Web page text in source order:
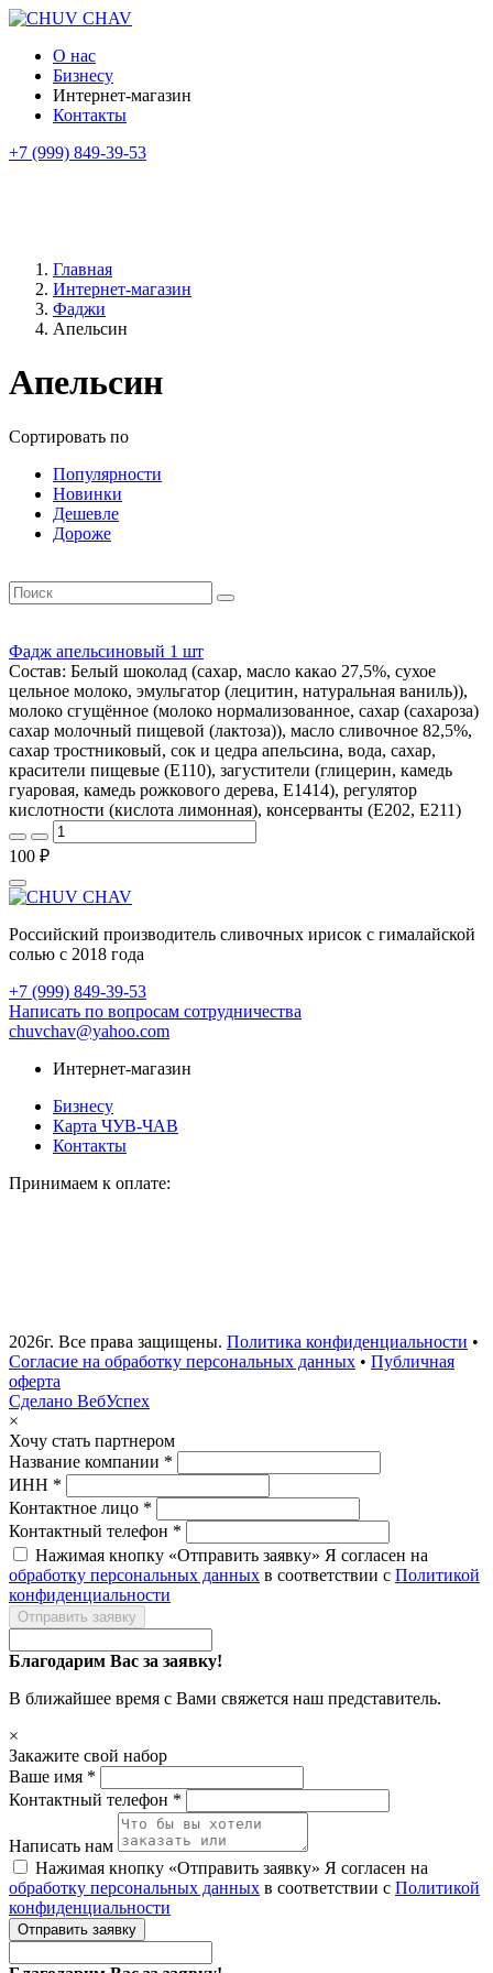
О нас
Бизнесу
Интернет-магазин
Контакты
+7 (999) 849-39-53
Главная
Интернет-магазин
Фаджи
Апельсин
Апельсин
Сортировать по
Популярности
Новинки
Дешевле
Дороже
Фадж апельсиновый 1 шт
Состав: Белый шоколад (сахар, масло какао 27,5%, сухое
цельное молоко, эмульгатор (лецитин, натуральная ваниль)),
молоко сгущённое (молоко нормализованное, сахар (сахароза)
сахар молочный пищевой (лактоза)), масло сливочное 82,5%,
сахар тростниковый, сок и цедра апельсина, вода, сахар,
красители пищевые (E110), загустители (глицерин, камедь
гуаровая, камедь рожкового дерева, E1414), регулятор
кислотности (кислота лимонная), консерванты (Е202, Е211)
100 ₽
Российский производитель сливочных ирисок с гималайской
солью с 2018 года
+7 (999) 849-39-53
Написать по вопросам сотрудничества
chuvchav@yahoo.com
Интернет-магазин
Бизнесу
Карта ЧУВ-ЧАВ
Контакты
Принимаем к оплате:
2026г. Все права защищены. Политика конфиденциальности •
Согласие на обработку персональных данных • Публичная
оферта
Сделано ВебУспех
×
Хочу стать партнером
Название компании *
ИНН *
Контактное лицо *
Контактный телефон *
Нажимая кнопку «Отправить заявку» Я согласен на
обработку персональных данных в соответствии с Политикой
конфиденциальности
Отправить заявку
Благодарим Вас за заявку!
В ближайшее время с Вами свяжется наш представитель.
×
Закажите свой набор
Ваше имя *
Контактный телефон *
Написать нам
Нажимая кнопку «Отправить заявку» Я согласен на
обработку персональных данных в соответствии с Политикой
конфиденциальности
Отправить заявку